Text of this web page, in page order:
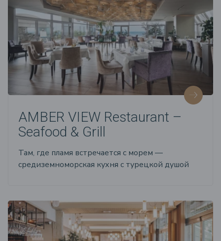
AMBER VIEW Restaurant –
Seafood & Grill
Там, где пламя встречается с морем —
средиземноморская кухня с турецкой душой